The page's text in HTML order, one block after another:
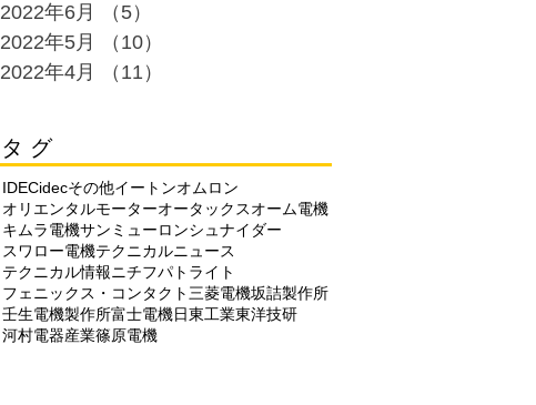
2022年6月
（5）
2022年5月
（10）
2022年4月
（11）
タ グ
IDECidecその他イートンオムロン
オリエンタルモーターオータックスオーム電機
キムラ電機サンミューロンシュナイダー
スワロー電機テクニカルニュース
テクニカル情報ニチフパトライト
フェニックス・コンタクト 三菱電機坂詰製作所
壬生電機製作所富士電機日東工業東洋技研
河村電器産業篠原電機